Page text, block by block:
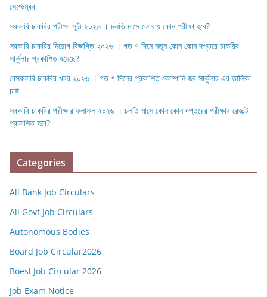
সেপ্টেম্বর
সরকারি চাকরির পরীক্ষা সূচী ২০২৬ । চলতি মাসে কোথায় কোন পরীক্ষা হবে?
সরকারি চাকরির নিয়োগ বিজ্ঞপ্তি ২০২৬ । গত ৭ দিনে নতুন কোন কোন দপ্তরে চাকরির
সার্কুলার প্রকাশিত হয়েছে?
বেসরকারি চাকরির খবর ২০২৬ । গত ৭ দিনের প্রকাশিত কোম্পানি জব সার্কুলার এর তালিকা
চাই
সরকারি চাকরির পরীক্ষার ফলাফল ২০২৬ । চলতি মাসে কোন কোন দপ্তরের পরীক্ষার রেজাল্ট
প্রকাশিত হবে?
Categories
All Bank Job Circulars
All Govt Job Circulars
Autonomous Bodies
Board Job Circular2026
Boesl Job Circular 2026
Job Exam Notice